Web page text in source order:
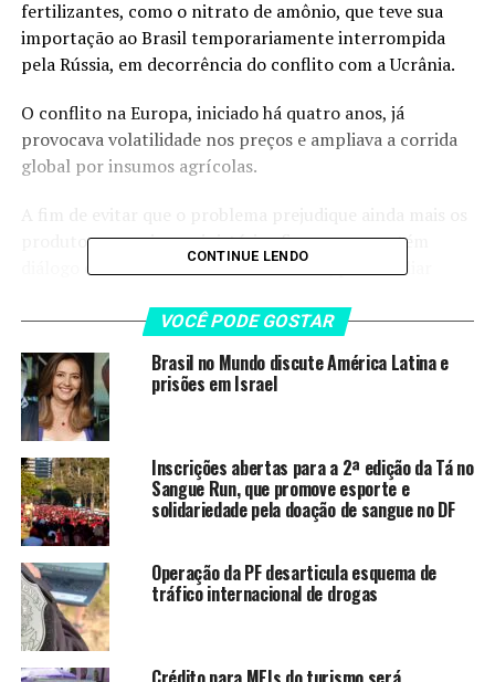
fertilizantes, como o nitrato de amônio, que teve sua
importação ao Brasil temporariamente interrompida
pela Rússia, em decorrência do conflito com a Ucrânia.
O conflito na Europa, iniciado há quatro anos, já
provocava volatilidade nos preços e ampliava a corrida
global por insumos agrícolas.
A fim de evitar que o problema prejudique ainda mais os
produtores rurais, o ministério afirma que mantém
diálogo com diferentes atores do setor, para avaliar
garantam a segurança do abastecimento para o país.
De acordo com a pasta, o Brasil importa “parcela
significativa dos fertilizantes utilizados na produção
agrícola”, motivo pelo qual tem ressaltado a necessidade
de cautela por parte do mercado e dos produtores
rurais.
LEIA TAMBÉM
Brasil no Mundo discute América
CONTINUE LENDO
VOCÊ PODE GOSTAR
Brasil no Mundo discute América Latina e
prisões em Israel
Inscrições abertas para a 2ª edição da Tá no
Sangue Run, que promove esporte e
solidariedade pela doação de sangue no DF
Operação da PF desarticula esquema de
tráfico internacional de drogas